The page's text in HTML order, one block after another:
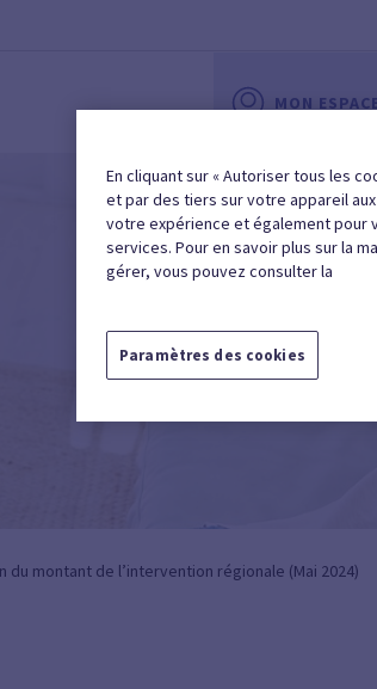
MON
montant de l’intervention régionale (Mai 2024)
En cliquant sur « Autoriser tous les
et par des tiers sur votre appareil
votre expérience et également pour
services. Pour en savoir plus sur la
gérer, vous pouvez consulter la
Paramètres des cookies